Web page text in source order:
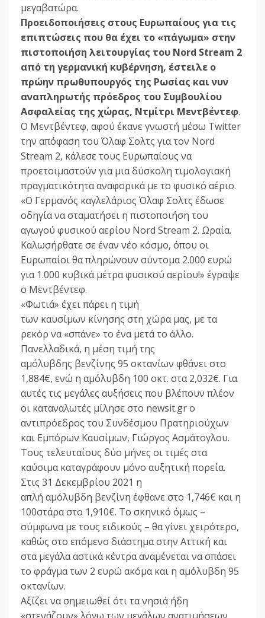
μεγαβατώρα.
Προειδοποιήσεις στους Ευρωπαίους για τις
επιπτώσεις που θα έχει το «πάγωμα» στην
πιστοποιήση λειτουργίας του Nord Stream 2
από τη γερμανική κυβέρνηση, έστειλε ο
πρώην πρωθυπουργός της Ρωσίας και νυν
αναπληρωτής πρόεδρος του Συμβουλίου
Ασφαλείας της χώρας, Ντμίτρι Μεντβέντεφ.
Ο Μεντβέντεφ, αφού έκανε γνωστή μέσω Twitter
την απόφαση του Όλαφ Σολτς για τον Nord
Stream 2, κάλεσε τους Ευρωπαίους να
προετοιμαστούν για μια δύσκολη τιμολογιακή
πραγματικότητα αναφορικά με το φυσικό αέριο.
«Ο Γερμανός καγλελάριος Όλαφ Σολτς έδωσε
οδηγία να σταματήσει η πιστοποιήση του
αγωγού φυσικού αερίου Nord Stream 2. Ωραία.
Καλωσήρθατε σε έναν νέο κόσμο, όπου οι
Ευρωπαίοι θα πληρώνουν σύντομα 2.000 ευρώ
για 1.000 κυβικά μέτρα φυσικού αερίου!» έγραψε
ο Μεντβέντεφ.
«Φωτιά» έχει πάρει η τιμή
των καυσίμων κίνησης στη χώρα μας, με τα
ρεκόρ να «σπάνε» το ένα μετά το άλλο.
Πανελλαδικά, η μέση τιμή της
αμόλυβδης βενζίνης 95 οκτανίων φθάνει στο
1,884€, ενώ η αμόλυβδη 100 οκτ. στα 2,032€. Για
αυτές τις μεγάλες αυξήσεις που βλέπουν πλέον
οι καταναλωτές μίλησε στο newsit.gr ο
αντιπρόεδρος του Συνδέσμου Πρατηριούχων
και Εμπόρων Καυσίμων, Γιώργος Ασμάτογλου.
Τους τελευταίους δύο μήνες οι τιμές στα
καύσιμα καταγράφουν μόνο αυξητική πορεία.
Στις 31 Δεκεμβρίου 2021 η
απλή αμόλυβδη βενζίνη έφθανε στο 1,746€ και η
100στάρα στο 1,910€. Το σκηνικό όμως –
σύμφωνα με τους ειδικούς – θα γίνει χειρότερο,
καθώς στο επόμενο διάστημα στην Αττική και
στα μεγάλα αστικά κέντρα αναμένεται να σπάσει
το φράγμα των 2 ευρώ ακόμα και η αμόλυβδη 95
οκτανίων.
Αξίζει να σημειωθεί ότι τα νησιά ήδη